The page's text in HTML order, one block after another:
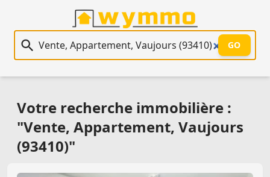
Recherche immobilière
GO
Votre recherche immobilière :
"Vente, Appartement, Vaujours
(93410)"